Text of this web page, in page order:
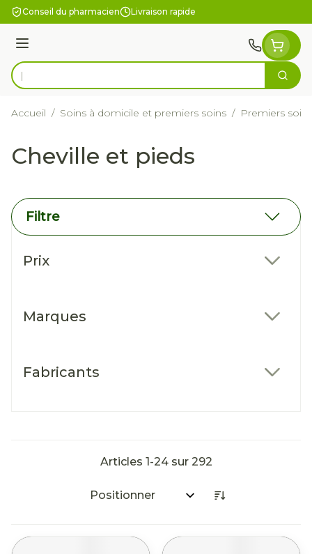
Aller au contenu
Conseil du pharmacien Livraison rapide
Menu
Rechercher
Accueil / Soins à domicile et premiers soins / Premiers soins
Cheville et pieds
Filtre
Prix
Marques
Fabricants
Articles 1-24sur 292
Trier par: